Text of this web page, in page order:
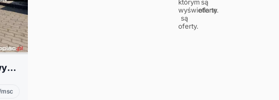
Chevrolet Orlando 1.4 7-Osobowy*6-Biegów*Klimatronik*Tempomat*Parktroniki*Alu
msc